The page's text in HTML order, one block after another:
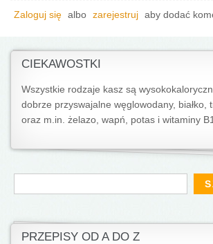
Zaloguj się albo zarejestruj aby dodać
CIEKAWOSTKI
Wszystkie rodzaje kasz są
dobrze przyswajalne węglowodany, białko,
oraz m.in. żelazo, wapń, potas i witaminy
Formularz wyszukiwania
Szukaj
PRZEPISY OD A DO Z